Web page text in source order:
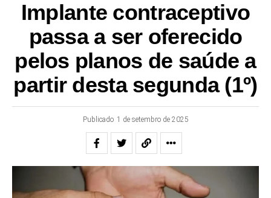
Implante contraceptivo
passa a ser oferecido
pelos planos de saúde a
partir desta segunda (1º)
Publicado 1 de setembro de 2025